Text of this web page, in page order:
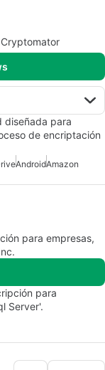
diseñada para
de encriptación
AndroidAmazon
para empresas,
para
Server'.